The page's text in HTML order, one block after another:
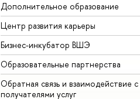
Дополнительное образование
Центр развития карьеры
Бизнес-инкубатор ВШЭ
Образовательные партнерства
Обратная связь и взаимодействие с
получателями услуг